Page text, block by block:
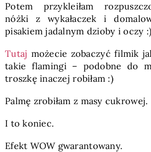
Potem przykleiłam
nóżki z wykałaczek i
pisakiem jadalnym dzioby i oczy :)
Tutaj możecie zobaczyć filmik
takie flamingi – podobne do
troszkę inaczej robiłam :)
Palmę zrobiłam z masy cukrowej.
I to koniec.
Efekt WOW gwarantowany.